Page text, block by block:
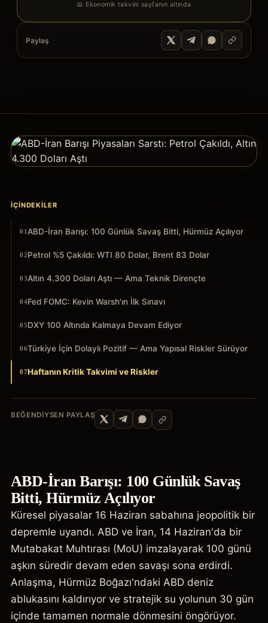
📅 Ekonomik takvim sayfanın altında
Paylaş
İÇINDEKILER
01 ABD-İran Barışı: 100 Günlük Savaş Bitti, Hürmüz Açılıyor
02Petrol %5 Çakıldı: WTI 80 Dolar, Brent 83 Dolar
03Altın 4.300 Doları Aştı — Ama Teknik Dirençte
04Fed FOMC: Kevin Warsh'ın İlk Sınavı
05DXY 100 Altında Kalmaya Devam Ediyor
06Türkiye İçin Dolaylı Pozitif — Ama Yapısal Riskler Sürüyor
07Haftanın Kritik Takvimi ve Riskler
BEĞENDIYSEN PAYLAŞ
ABD-İran Barışı: 100 Günlük Savaş
Bitti, Hürmüz Açılıyor
Küresel piyasalar 16 Haziran sabahına jeopolitik bir
depremle uyandı. ABD ve İran, 14 Haziran'da bir
Mutabakat Muhtırası (MoU) imzalayarak 100 günü
aşkın süredir devam eden savaşı sona erdirdi.
Anlaşma, Hürmüz Boğazı'ndaki ABD deniz
ablukasını kaldırıyor ve stratejik su yolunun 30 gün
içinde tamamen normale dönmesini öngörüyor.